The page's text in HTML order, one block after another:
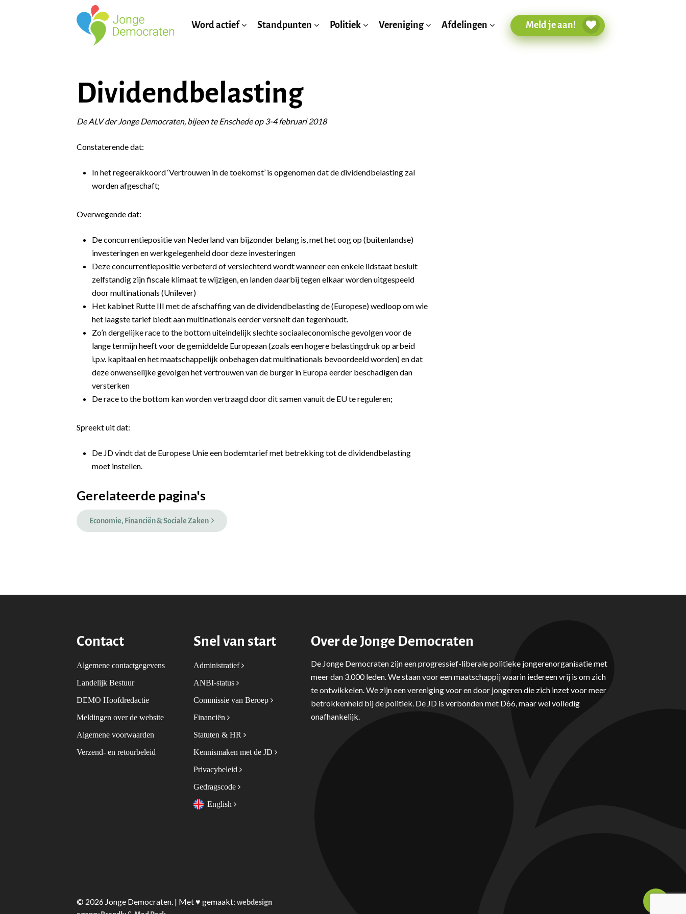
Word actief Standpunten Politiek Vereniging Afdelingen Meld je aan!
Dividendbelasting
De ALV der Jonge Democraten, bijeen te Enschede op 3-4 februari 2018
Constaterende dat:
In het regeerakkoord ‘Vertrouwen in de toekomst’ is opgenomen dat de dividendbelasting zal
worden afgeschaft;
Overwegende dat:
De concurrentiepositie van Nederland van bijzonder belang is, met het oog op (buitenlandse)
investeringen en werkgelegenheid door deze investeringen
Deze concurrentiepositie verbeterd of verslechterd wordt wanneer een enkele lidstaat besluit
zelfstandig zijn fiscale klimaat te wijzigen, en landen daarbij tegen elkaar worden uitgespeeld
door multinationals (Unilever)
Het kabinet Rutte III met de afschaffing van de dividendbelasting de (Europese) wedloop om wie
het laagste tarief biedt aan multinationals eerder versnelt dan tegenhoudt.
Zo’n dergelijke race to the bottom uiteindelijk slechte sociaaleconomische gevolgen voor de
lange termijn heeft voor de gemiddelde Europeaan (zoals een hogere belastingdruk op arbeid
i.p.v. kapitaal en het maatschappelijk onbehagen dat multinationals bevoordeeld worden) en dat
deze onwenselijke gevolgen het vertrouwen van de burger in Europa eerder beschadigen dan
versterken
De race to the bottom kan worden vertraagd door dit samen vanuit de EU te reguleren;
Spreekt uit dat:
De JD vindt dat de Europese Unie een bodemtarief met betrekking tot de dividendbelasting
moet instellen.
Gerelateerde pagina's
Economie, Financiën & Sociale Zaken
Contact
Algemene contactgegevens
Landelijk Bestuur
DEMO Hoofdredactie
Meldingen over de website
Algemene voorwaarden
Verzend- en retourbeleid
Snel van start
Administratief
ANBI-status
Commissie van Beroep
Financiën
Statuten & HR
Kennismaken met de JD
Privacybeleid
Gedragscode
English
Over de Jonge Democraten
De Jonge Democraten zijn een progressief-liberale politieke jongerenorganisatie met
meer dan 3.000 leden. We staan voor een maatschappij waarin iedereen vrij is om zich
te ontwikkelen. We zijn een vereniging voor en door jongeren die zich inzet voor meer
betrokkenheid bij de politiek. De JD is verbonden met D66, maar wel volledig
onafhankelijk.
© 2026 Jonge Democraten. | Met ♥︎ gemaakt: webdesign